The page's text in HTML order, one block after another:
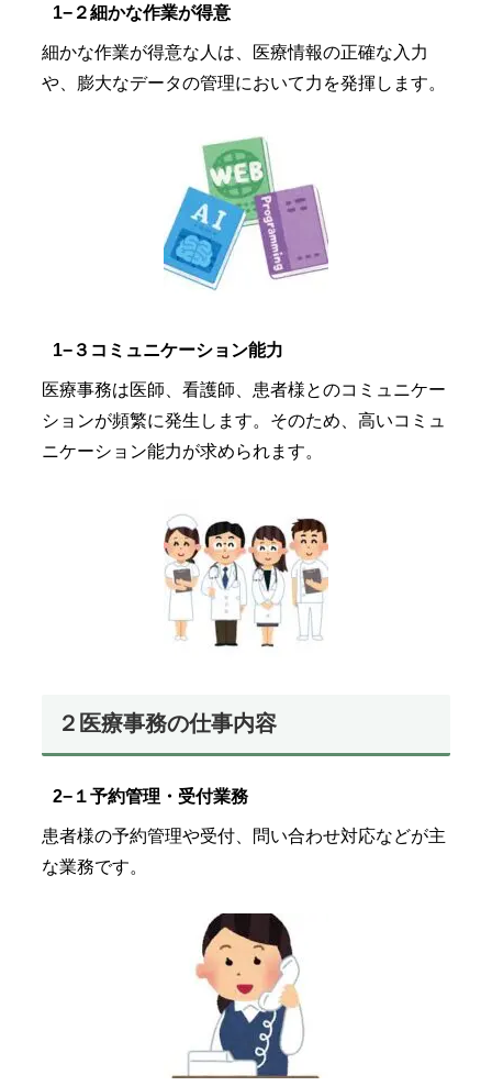
1−２細かな作業が得意
細かな作業が得意な人は、医療情報の正確な入力
や、膨大なデータの管理において力を発揮します。
1−３コミュニケーション能力
医療事務は医師、看護師、患者様とのコミュニケー
ションが頻繁に発生します。そのため、高いコミュ
ニケーション能力が求められます。
２医療事務の仕事内容
2−１予約管理・受付業務
患者様の予約管理や受付、問い合わせ対応などが主
な業務です。